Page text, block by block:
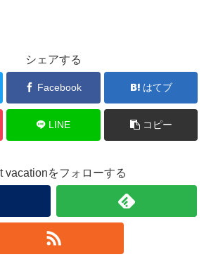
シェアする
Facebook はてブ
LINE コピー
vacationをフォローする